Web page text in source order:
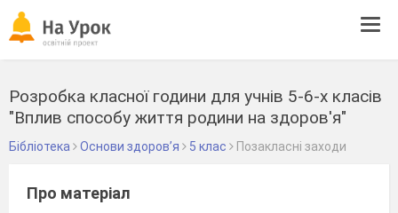
Розробка класної години для учнів 5-6-х класів
"Вплив способу життя родини на здоров'я"
Бібліотека Основи здоров’я 5 клас Позакласні заходи
Про матеріал